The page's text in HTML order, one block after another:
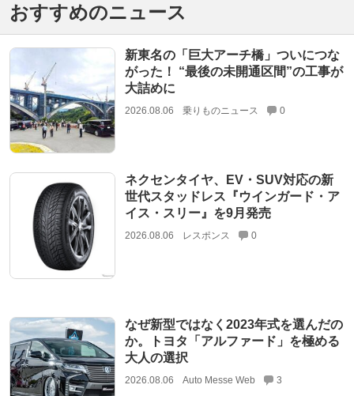
おすすめのニュース
新東名の「巨大アーチ橋」ついにつな
がった！ “最後の未開通区間”の工事が
大詰めに
2026.08.06 乗りものニュース 0
ネクセンタイヤ、EV・SUV対応の新
世代スタッドレス『ウインガード・ア
イス・スリー』を9月発売
2026.08.06 レスポンス 0
なぜ新型ではなく2023年式を選んだの
か。トヨタ「アルファード」を極める
大人の選択
2026.08.06 Auto Messe Web 3